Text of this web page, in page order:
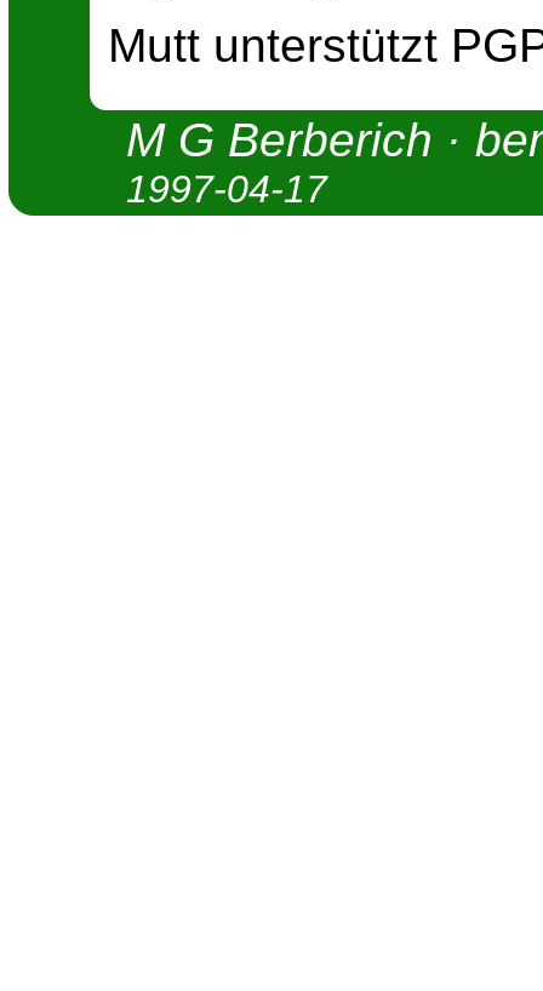
Mutt unterstützt
M G Berberich ·
1997-04-17